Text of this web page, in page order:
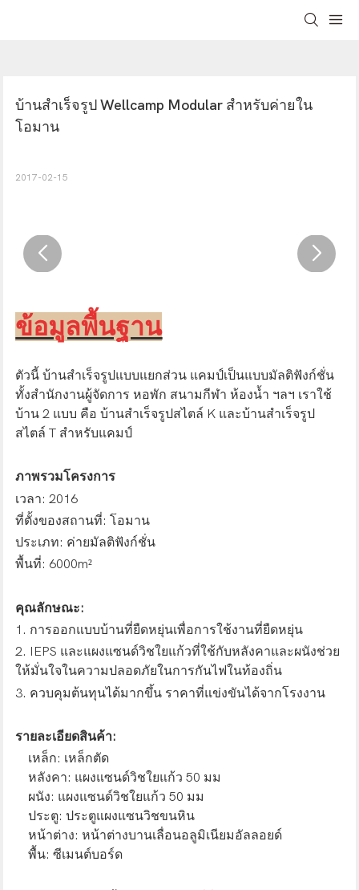
บ้านสำเร็จรูป Wellcamp Modular สำหรับค่ายใน
โอมาน
2017-02-15
ข้อมูลพื้นฐาน
ตัวนี้บ้านสำเร็จรูปแบบแยกส่วน แคมป์เป็นแบบมัลติฟังก์ชั่น
ทั้งสำนักงานผู้จัดการ หอพัก สนามกีฬา ห้องน้ำ ฯลฯ เราใช้
บ้าน 2 แบบ คือ บ้านสำเร็จรูปสไตล์ K และบ้านสำเร็จรูป
สไตล์ T สำหรับแคมป์
ภาพรวมโครงการ
เวลา: 2016
ที่ตั้งของสถานที่: โอมาน
ประเภท: ค่ายมัลติฟังก์ชั่น
พื้นที่: 6000m²
คุณลักษณะ:
1. การออกแบบบ้านที่ยืดหยุ่นเพื่อการใช้งานที่ยืดหยุ่น
2. IEPS และแผงแซนด์วิชใยแก้วที่ใช้กับหลังคาและผนังช่วย
ให้มั่นใจในความปลอดภัยในการกันไฟในท้องถิ่น
3. ควบคุมต้นทุนได้มากขึ้น ราคาที่แข่งขันได้จากโรงงาน
รายละเอียดสินค้า:
เหล็ก: เหล็กตัด
หลังคา: แผงแซนด์วิชใยแก้ว 50 มม
ผนัง: แผงแซนด์วิชใยแก้ว 50 มม
ประตู: ประตูแผงแซนวิชขนหิน
หน้าต่าง: หน้าต่างบานเลื่อนอลูมิเนียมอัลลอยด์
พื้น: ซีเมนต์บอร์ด